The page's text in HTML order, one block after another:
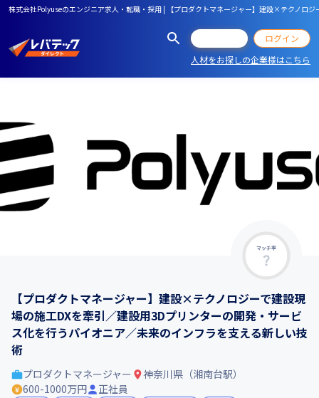
株式会社Polyuseのエンジニア求人・転職・採用 | 【プロダクトマネージャー】建設×テクノロ
ログイン
人材をお探しの企業様はこちら
マッチ率
【プロダクトマネージャー】建設×テクノロジーで建設現
場の施工DXを牽引／建設用3Dプリンターの開発・サービ
ス化を行うパイオニア／未来のインフラを支える新しい技
術
プロダクトマネージャー
神奈川県（湘南台駅）
600-1000万円
正社員